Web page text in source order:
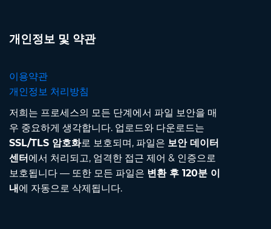
개인정보 및 약관
이용약관
개인정보 처리방침
저희는 프로세스의 모든 단계에서 파일 보안을 매
우 중요하게 생각합니다. 업로드와 다운로드는
SSL/TLS 암호화로 보호되며, 파일은 보안 데이터
센터 에서 처리되고, 엄격한 접근 제어 & 인증으로
보호됩니다 — 또한 모든 파일은 변환 후 120분 이
내 에 자동으로 삭제됩니다.